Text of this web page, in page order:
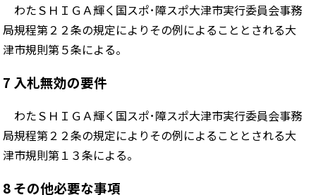
わたＳＨＩＧＡ輝く国スポ･障スポ大津市実行委員会事務
局規程第２２条の規定によりその例によることとされる大
津市規則第５条による。
7 入札無効の要件
わたＳＨＩＧＡ輝く国スポ･障スポ大津市実行委員会事務
局規程第２２条の規定によりその例によることとされる大
津市規則第１３条による。
8 その他必要な事項